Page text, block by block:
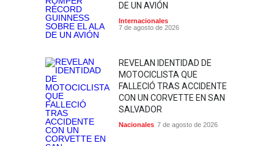
DE UN AVIÓN
Internacionales
7 de agosto de 2026
REVELAN IDENTIDAD DE
MOTOCICLISTA QUE
FALLECIÓ TRAS ACCIDENTE
CON UN CORVETTE EN SAN
SALVADOR
Nacionales 7 de agosto de 2026